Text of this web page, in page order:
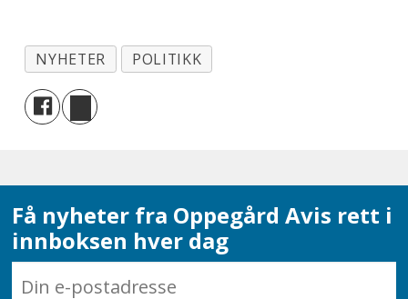
NYHETER POLITIKK
Få nyheter fra Oppegård Avis rett i
innboksen hver dag